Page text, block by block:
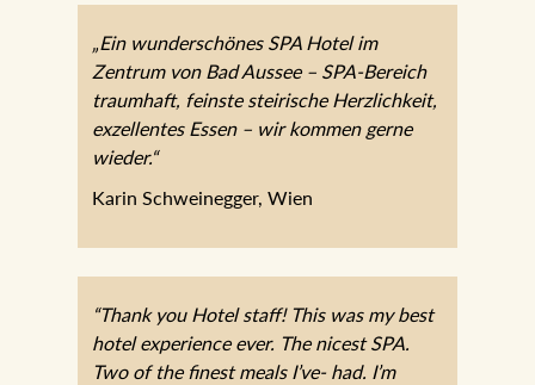
„Ein wunderschönes SPA Hotel im
Zentrum von Bad Aussee – SPA-Bereich
traumhaft, feinste steirische Herzlichkeit,
exzellentes Essen – wir kommen gerne
wieder.“
Karin Schweinegger, Wien
“Thank you Hotel staff! This was my best
hotel experience ever. The nicest SPA.
Two of the finest meals I’ve- had. I’m